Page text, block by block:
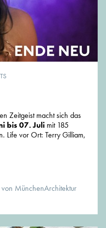
Zeitgeist macht sich das
bis 07. Juli mit 185
Life vor Ort: Terry Gilliam,
MünchenArchitektur